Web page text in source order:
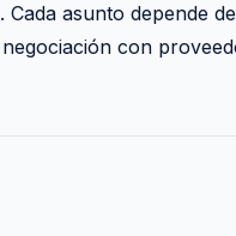
asunto depende
con